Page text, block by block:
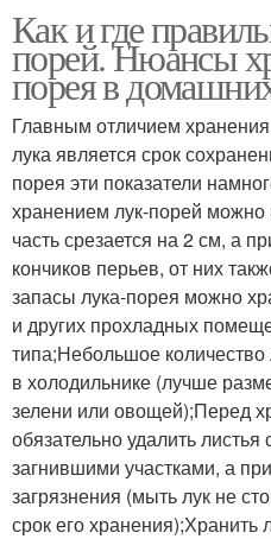
Как и где
порей. Нюансы
порея в
Главным отличием
лука является срок
порея эти показатели
хранением лук-порей можно
часть срезается на 2 см, а
кончиков перьев, от них
запасы лука-порея можно
и других прохладных
типа;Небольшое
в холодильнике (лучше
зелени или овощей);Перед
обязательно удалить
загнившими участками, а
загрязнения (мыть лук не
срок его хранения);Хранить